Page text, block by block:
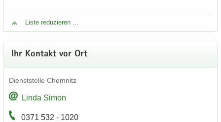
Liste re­du­zie­ren ...
Ihr Kon­takt vor Ort
Dienst­stel­le Chem­nitz
Linda Simon
0371 532 - 1020